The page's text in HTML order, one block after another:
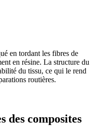
en tordant les fibres de
en résine. La structure du
du tissu, ce qui le rend
routières.
des composites